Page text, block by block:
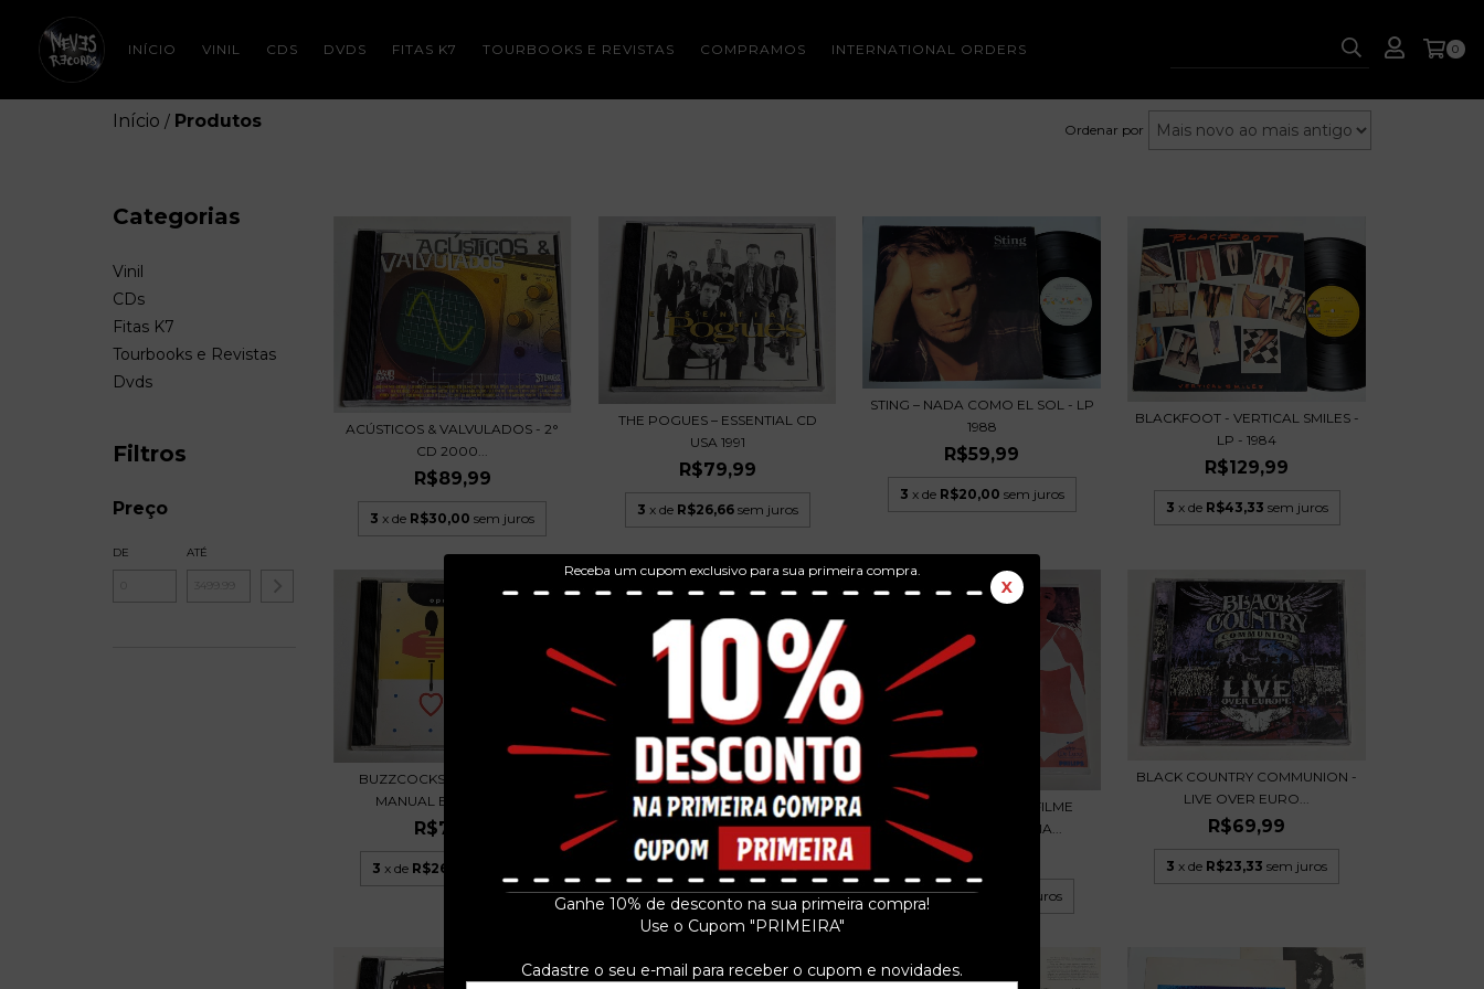
Receba um cupom exclusivo para sua primeira compra.
X
Ganhe 10% de desconto na sua primeira compra!
Use o Cupom "PRIMEIRA"
Cadastre o seu e-mail para receber o cupom e novidades.
INÍCIO VINIL CDS DVDS FITAS K7 TOURBOOKS E REVISTAS COMPRAMOS INTERNATIONAL ORDERS 0
Início / Produtos Ordenar por
Categorias
Vinil
CDs
Fitas K7
Tourbooks e Revistas
Dvds
Filtros
Preço
DE ATÉ
ACÚSTICOS & VALVULADOS - 2°
CD 2000...
R$89,99
3 x de R$30,00 sem juros
THE POGUES – ESSENTIAL CD
USA 1991
R$79,99
3 x de R$26,66 sem juros
STING – NADA COMO EL SOL - LP
1988
R$59,99
3 x de R$20,00 sem juros
BLACKFOOT - VERTICAL SMILES -
LP - 1984
R$129,99
3 x de R$43,33 sem juros
BUZZCOCKS – OPERATORS
MANUAL BEST CD 199...
R$79,99
3 x de R$26,66
BUZZCOCKS – FRENCH CD 1998
UK
R$69,99
3 x deR$23,33 sem juros
TRILHA SONORA DO FILME
GARÔTA DE IPANEMA...
R$219,99
3 x deR$73,33 sem juros
BLACK COUNTRY COMMUNION -
LIVE OVER EURO...
R$69,99
3 x de R$23,33 sem juros